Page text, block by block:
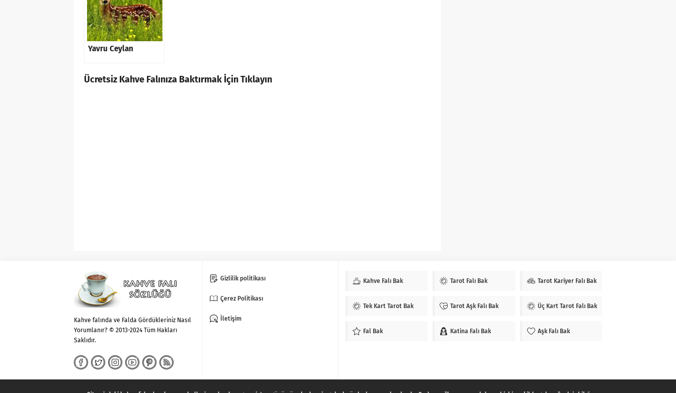
Yavru Ceylan
Ücretsiz Kahve Falınıza Baktırmak İçin Tıklayın
Kahve falında ve Falda Gördükleriniz Nasıl
Yorumlanır? © 2013-2024 Tüm Hakları
Saklıdır.
Gizlilik politikası
Çerez Politikası
İletişim
Kahve Falı Bak Tarot Falı Bak Tarot Kariyer Falı Bak
Tek Kart Tarot Bak Tarot Aşk Falı Bak Üç Kart Tarot Falı Bak
Fal Bak Katina Falı Bak Aşk Falı Bak